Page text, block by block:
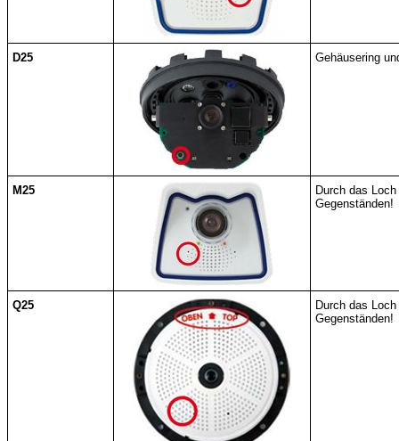
D25 Gehäusering
M25
Durch das
Gegenständen!
Q25
Durch das
Gegenständen!